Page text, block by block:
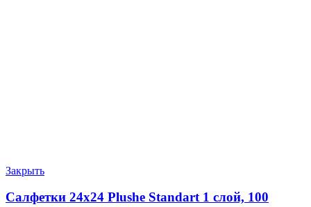
Закрыть
Салфетки 24х24 Plushe Standart 1 слой, 100